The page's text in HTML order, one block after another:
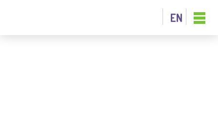
EN